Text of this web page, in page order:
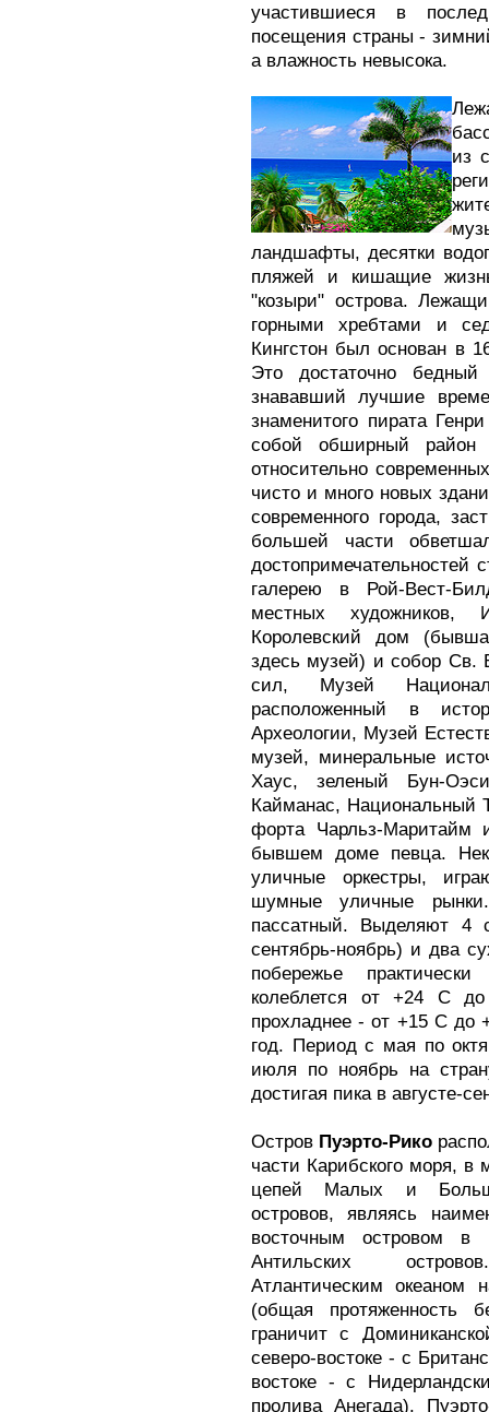
участившиеся в
посещения страны -
а влажность невысока.
из
ландшафты, десятки
пляжей и кишащие
"козыри" острова.
горными хребтами и
Кингстон был основан в
Это достаточно
знававший лучшие
знаменитого пирата
собой обширный
относительно
чисто и много новых
современного города,
большей части
галерею в Рой-Вест-
местных художников,
Королевский дом
здесь музей) и собор Св.
сил, Музей
расположенный в
Археологии, Музей
музей, минеральные
Хаус, зеленый Бун-
Кайманас, Национальный
форта Чарльз-Маритайм
бывшем доме певца.
уличные оркестры,
шумные уличные
пассатный. Выделяют
сентябрь-ноябрь) и два
побережье
колеблется от +24 С
прохладнее - от +15 С до
год. Период с мая по
июля по ноябрь на
достигая пика в августе-
Остров Пуэрто-Рико
части Карибского моря, в
цепей Малых и
островов, являясь
восточным островом в
Антильских
Атлантическим
(общая протяженность
граничит с
северо-востоке - с
востоке - с
пролива Анегада).